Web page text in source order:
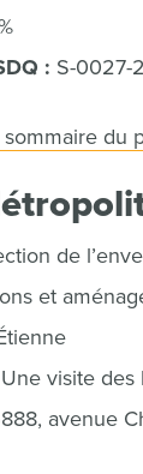
: S-0027-
du
de
et
Une visite des
avenue